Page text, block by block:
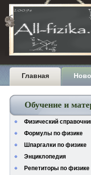
Главная
Обучение и
Физический
Формулы по физике
Шпаргалки по физике
Энциклопедия
Репетиторы по физике